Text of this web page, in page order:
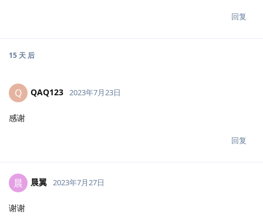
回复
15 天 后
Q QAQ123 2023年7月23日
感谢
回复
晨 晨翼 2023年7月27日
谢谢